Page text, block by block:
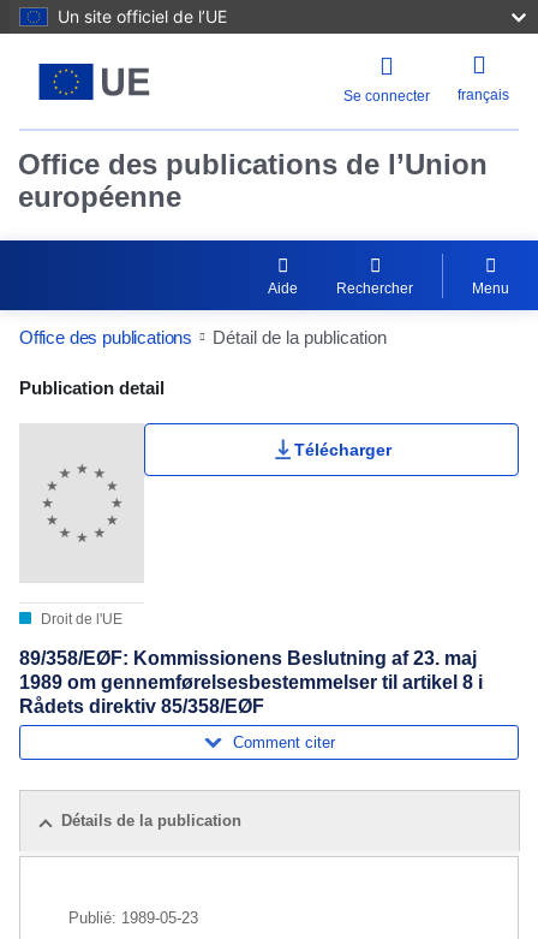
Un site officiel de l’UE
Se connecter français
Office des publications de l’Union
européenne
Aide Rechercher Menu
Office des publications Détail de la publication
Publication Detail Actions Portlet
Publication detail
Droit de l'UE
Télécharger
89/358/EØF: Kommissionens Beslutning af 23. maj
1989 om gennemførelsesbestemmelser til artikel 8 i
Rådets direktiv 85/358/EØF
Comment citer
Détails de la publication
Publié: 1989-05-23